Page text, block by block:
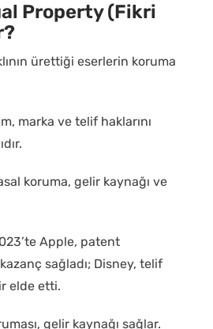
Property (Fikri
ürettiği eserlerin koruma
marka ve telif haklarını
koruma, gelir kaynağı ve
Apple, patent
sağladı; Disney, telif
elde etti.
gelir kaynağı sağlar.